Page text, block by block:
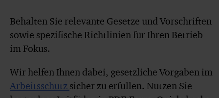
Behalten Sie relevante Gesetze und Vorschriften
sowie spezifische Richtlinien für Ihren Betrieb
im Fokus.
Wir helfen Ihnen dabei, gesetzliche Vorgaben im
Arbeitsschutz sicher zu erfüllen. Nutzen Sie